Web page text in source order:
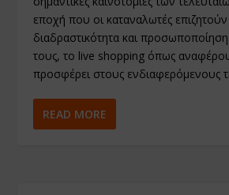
εποχή που οι καταναλωτές
διαδραστικότητα και προσωποποίηση
τους, το live shopping όπως
προσφέρει στους ενδιαφερόμενους
READ MORE